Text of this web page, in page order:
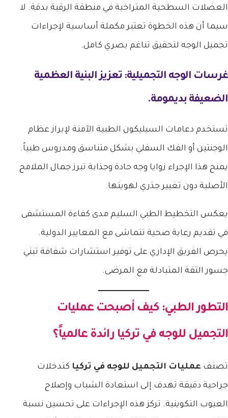
العضلات السطحية المتراخية في منطقة الرقبة بدقة. لا
سيما أن هذه الخطوة تعتبر مكملة أساسية لإجراءات
تجميل الوجه لتحقيق تناغم بصري كامل.
غرسات الوجه التجميلية: تعزيز البنية العظمية
الضعيفة بديمومة.
تستخدم دعامات السيليكون الطبية الآمنة لإبراز عظام
الوجنتين أو الفك السفلي بشكل متناسق ومدروس طبياً.
يمنح هذا الإجراء زوايا وجه حادة وجذابة تبرز جمال الملامح
الأصلية دون تغيير جذري لهويتها.
يعكس التخطيط الطبي السليم مدى كفاءة المستشفى
في تقديم رعاية صحية تتماشى مع المعايير الدولية.
يحرص الفريق الإداري على توفير استشارات شفافة تبني
جسور الثقة المتبادلة مع المرضى.
التطور الطبي: كيف أصبحت عمليات
التجميل للوجه في تركيا رائدة عالمياً؟
تصنف عمليات التجميل للوجه في تركيا كتدخلات
جراحية دقيقة تهدف إلى استعادة الشباب وإصلاح
العيوب التكوينية. تركز هذه الإجراءات على تحسين نسبة